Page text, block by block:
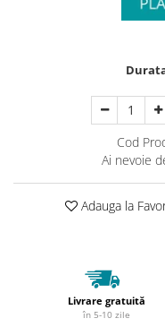
Cod
Ai nevoie
Adauga la
Livrare gratuită
în 5-10 zile